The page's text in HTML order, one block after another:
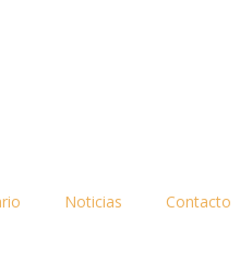
Noticias Contacto